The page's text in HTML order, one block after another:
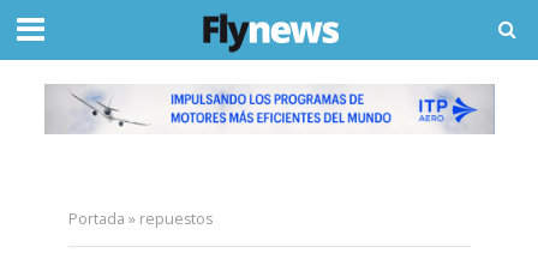
Portada » repuestos